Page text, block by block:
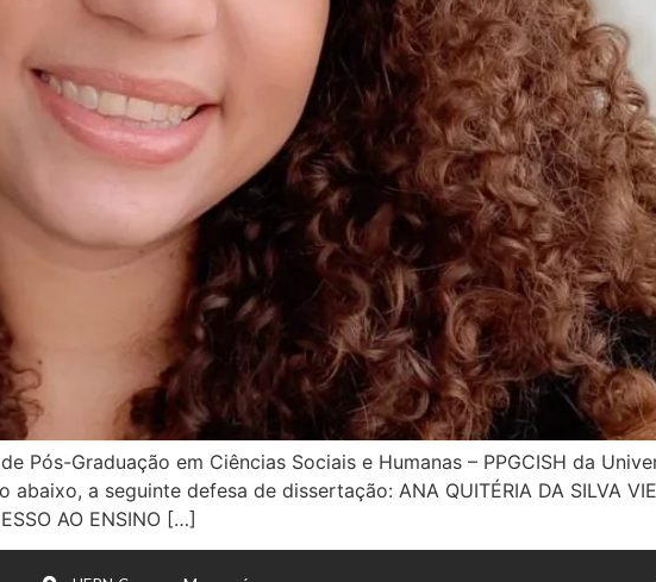
Pós-Graduação em Ciências Sociais e Humanas – PPGCISH da
a seguinte defesa de dissertação: ANA QUITÉRIA DA SILVA
AO ENSINO […]